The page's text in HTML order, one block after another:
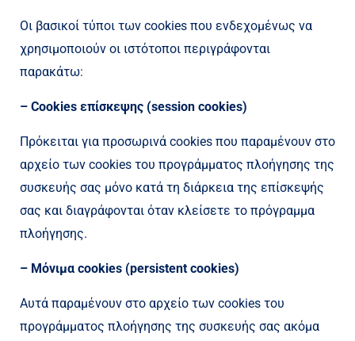
Οι βασικοί τύποι των cookies που ενδεχομένως να
χρησιμοποιούν οι ιστότοποι περιγράφονται
παρακάτω:
– Cookies επίσκεψης (session cookies)
Πρόκειται για προσωρινά cookies που παραμένουν στο
αρχείο των cookies του προγράμματος πλοήγησης της
συσκευής σας μόνο κατά τη διάρκεια της επίσκεψής
σας και διαγράφονται όταν κλείσετε το πρόγραμμα
πλοήγησης.
– Μόνιμα cookies (persistent cookies)
Αυτά παραμένουν στο αρχείο των cookies του
προγράμματος πλοήγησης της συσκευής σας ακόμα